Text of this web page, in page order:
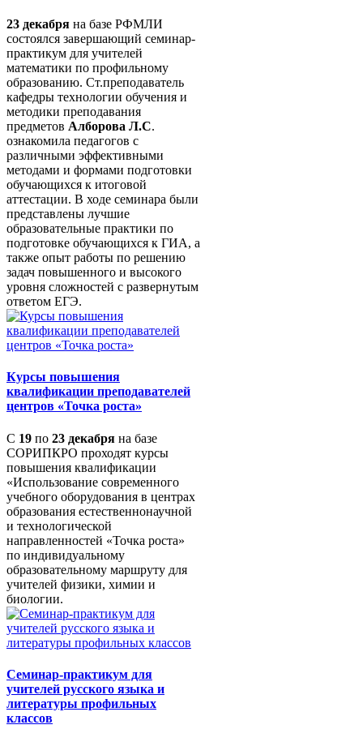
23 декабря на базе РФМЛИ
состоялся завершающий семинар-
практикум для учителей
математики по профильному
образованию. Ст.преподаватель
кафедры технологии обучения и
методики преподавания
предметов Алборова Л.С.
ознакомила педагогов с
различными эффективными
методами и формами подготовки
обучающихся к итоговой
аттестации. В ходе семинара были
представлены лучшие
образовательные практики по
подготовке обучающихся к ГИА, а
также опыт работы по решению
задач повышенного и высокого
уровня сложностей с развернутым
ответом ЕГЭ.
Курсы повышения
квалификации преподавателей
центров «Точка роста»
С 19 по 23 декабря на базе
СОРИПКРО проходят курсы
повышения квалификации
«Использование современного
учебного оборудования в центрах
образования естественнонаучной
и технологической
направленностей «Точка роста»
по индивидуальному
образовательному маршруту для
учителей физики, химии и
биологии.
Семинар-практикум для
учителей русского языка и
литературы профильных
классов